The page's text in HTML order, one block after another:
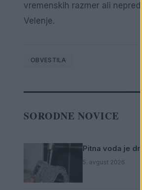
vremenskih razmer ali
Velenje.
OBVESTILA
SORODNE NOVICE
Pitna voda je
5. avgust 2026